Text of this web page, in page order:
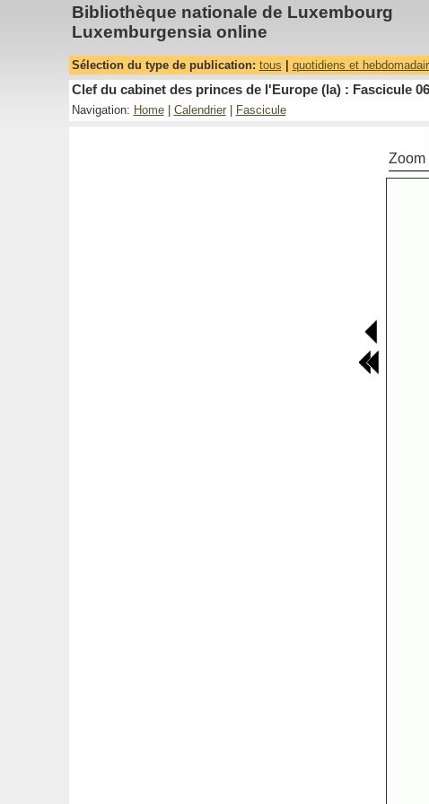
Bibliothèque nationale de Luxembourg
Luxemburgensia online
Sélection du type de publication: tous quotidiens et
Clef du cabinet des princes de l'Europe (la) : Fascicule
Navigation: Home| Calendrier| Fascicule
Zoom